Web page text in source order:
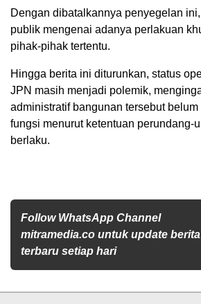
Dengan dibatalkannya penyegelan
publik mengenai adanya perlakuan
pihak-pihak tertentu.
Hingga berita ini diturunkan, status
JPN masih menjadi polemik,
administratif bangunan tersebut
fungsi menurut ketentuan perundang-
berlaku.
Follow WhatsApp Channel
mitramedia.co untuk update berita
terbaru setiap hari